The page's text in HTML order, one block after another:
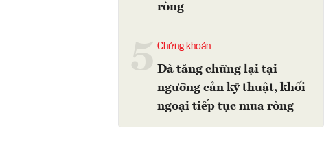
ròng
Chứng khoán
Đà tăng chững lại tại
ngưỡng cản kỹ thuật, khối
ngoại tiếp tục mua ròng